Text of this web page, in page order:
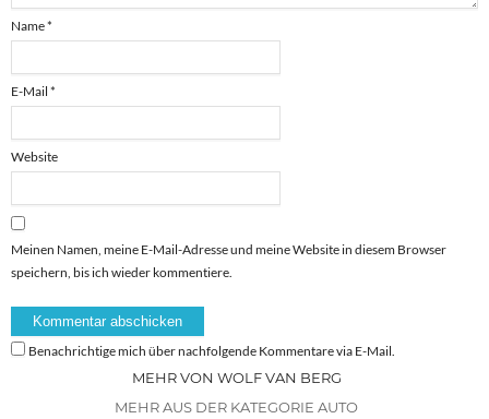
Name*
E-Mail *
Website
Meinen Namen, meine E-Mail-Adresse und meine Website in diesem Browser
speichern, bis ich wieder kommentiere.
Benachrichtige mich über nachfolgende Kommentare via E-Mail.
MEHR VON WOLF VAN BERG
MEHR AUS DER KATEGORIE AUTO